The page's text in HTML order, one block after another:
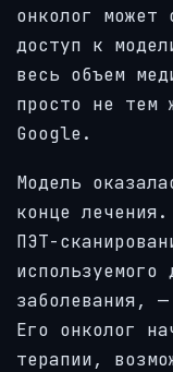
онколог может
доступ к
весь объем
просто не тем
Google.
Модель
конце
ПЭТ-
используемого
заболевания,
Его онколог
терапии,